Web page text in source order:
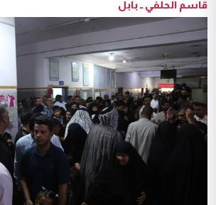
قاسم الحلفي ــ بابل